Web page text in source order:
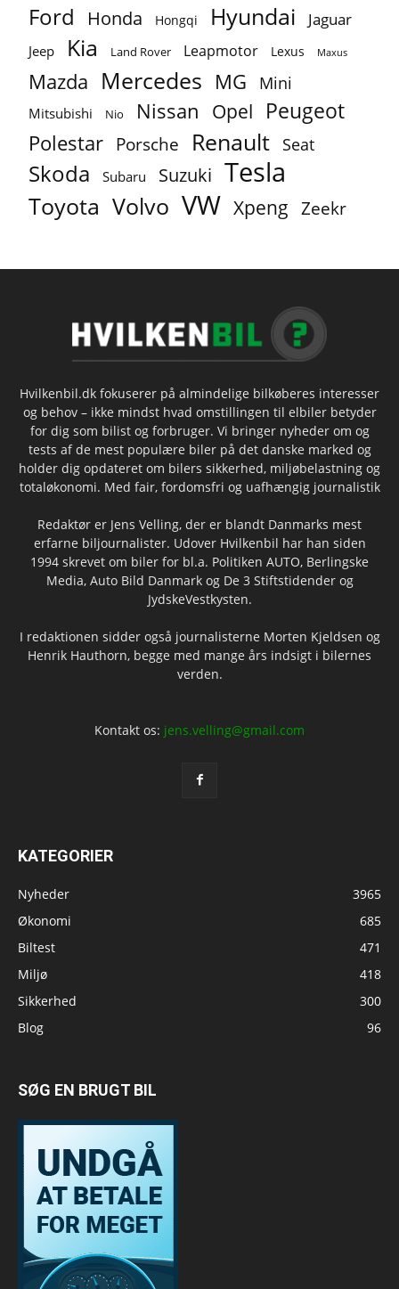
Ford Honda Hongqi Hyundai Jaguar
Jeep Kia Land Rover Leapmotor Lexus Maxus
Mazda Mercedes MG Mini
Mitsubishi Nio Nissan Opel Peugeot
Polestar Porsche Renault Seat
Skoda Subaru Suzuki Tesla
Toyota Volvo VW Xpeng Zeekr
Hvilkenbil.dk fokuserer på almindelige bilkøberes interesser
og behov – ikke mindst hvad omstillingen til elbiler betyder
for dig som bilist og forbruger. Vi bringer nyheder om og
tests af de mest populære biler på det danske marked og
holder dig opdateret om bilers sikkerhed, miljøbelastning og
totaløkonomi. Med fair, fordomsfri og uafhængig journalistik
Redaktør er Jens Velling, der er blandt Danmarks mest
erfarne biljournalister. Udover Hvilkenbil har han siden
1994 skrevet om biler for bl.a. Politiken AUTO, Berlingske
Media, Auto Bild Danmark og De 3 Stiftstidender og
JydskeVestkysten.
I redaktionen sidder også journalisterne Morten Kjeldsen og
Henrik Hauthorn, begge med mange års indsigt i bilernes
verden.
Kontakt os: jens.velling@gmail.com
KATEGORIER
Nyheder
3965
Økonomi
685
Biltest
471
Miljø
418
Sikkerhed
300
Blog
96
SØG EN BRUGT BIL